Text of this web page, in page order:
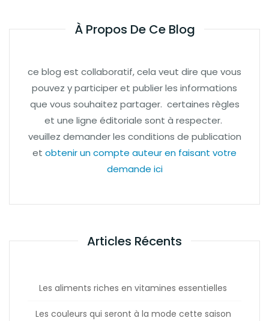
À Propos De Ce Blog
ce blog est collaboratif, cela veut dire que vous
pouvez y participer et publier les informations
que vous souhaitez partager. certaines règles
et une ligne éditoriale sont à respecter.
veuillez demander les conditions de publication
et obtenir un compte auteur en faisant votre
demande ici
Articles Récents
Les aliments riches en vitamines essentielles
Les couleurs qui seront à la mode cette saison